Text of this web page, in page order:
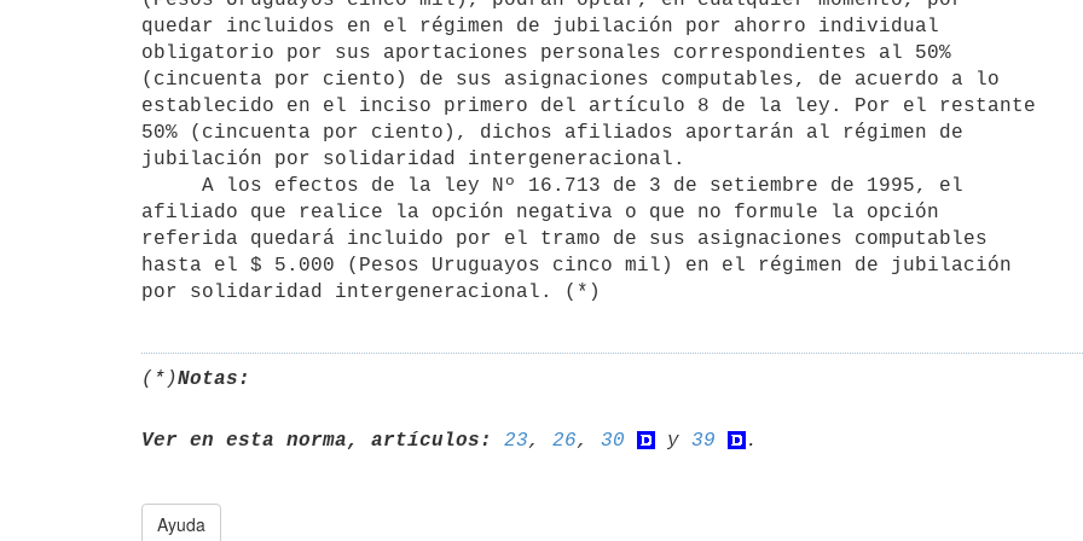
quedar incluidos en el régimen de jubilación por ahorro individual
obligatorio por sus aportaciones personales correspondientes al 50%
(cincuenta por ciento) de sus asignaciones computables, de acuerdo a lo
establecido en el inciso primero del artículo 8 de la ley. Por el restante
50% (cincuenta por ciento), dichos afiliados aportarán al régimen de
jubilación por solidaridad intergeneracional.
afiliado que realice la opción negativa o que no formule la opción
referida quedará incluido por el tramo de sus asignaciones computables
hasta el $ 5.000 (Pesos Uruguayos cinco mil) en el régimen de jubilación
(*)Notas:
Ver en esta norma, artículos: 23, 26, 30 y 39
Ayuda